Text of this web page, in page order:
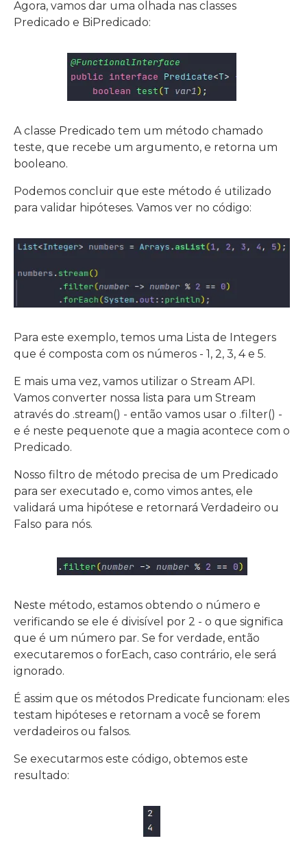
Agora, vamos dar uma olhada nas classes
Predicado e BiPredicado:
A classe Predicado tem um método chamado
teste, que recebe um argumento, e retorna um
booleano.
Podemos concluir que este método é utilizado
para validar hipóteses. Vamos ver no código:
Para este exemplo, temos uma Lista de Integers
que é composta com os números - 1, 2, 3, 4 e 5.
E mais uma vez, vamos utilizar o Stream API.
Vamos converter nossa lista para um Stream
através do .stream() - então vamos usar o .filter() -
e é neste pequenote que a magia acontece com o
Predicado.
Nosso filtro de método precisa de um Predicado
para ser executado e, como vimos antes, ele
validará uma hipótese e retornará Verdadeiro ou
Falso para nós.
Neste método, estamos obtendo o número e
verificando se ele é divisível por 2 - o que significa
que é um número par. Se for verdade, então
executaremos o forEach, caso contrário, ele será
ignorado.
É assim que os métodos Predicate funcionam: eles
testam hipóteses e retornam a você se forem
verdadeiros ou falsos.
Se executarmos este código, obtemos este
resultado: